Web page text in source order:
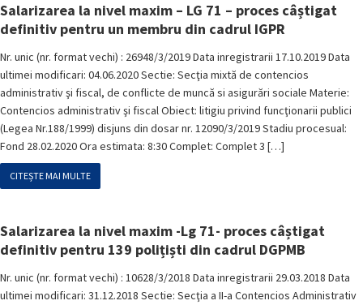
Salarizarea la nivel maxim – LG 71 – proces câștigat
definitiv pentru un membru din cadrul IGPR
Nr. unic (nr. format vechi) : 26948/3/2019 Data inregistrarii 17.10.2019 Data
ultimei modificari: 04.06.2020 Sectie: Secţia mixtă de contencios
administrativ şi fiscal, de conflicte de muncă si asigurări sociale Materie:
Contencios administrativ şi fiscal Obiect: litigiu privind funcţionarii publici
(Legea Nr.188/1999) disjuns din dosar nr. 12090/3/2019 Stadiu procesual:
Fond 28.02.2020 Ora estimata: 8:30 Complet: Complet 3 […]
CITEȘTE MAI MULTE
Salarizarea la nivel maxim -Lg 71- proces câștigat
definitiv pentru 139 polițiști din cadrul DGPMB
Nr. unic (nr. format vechi) : 10628/3/2018 Data inregistrarii 29.03.2018 Data
ultimei modificari: 31.12.2018 Sectie: Secţia a II-a Contencios Administrativ